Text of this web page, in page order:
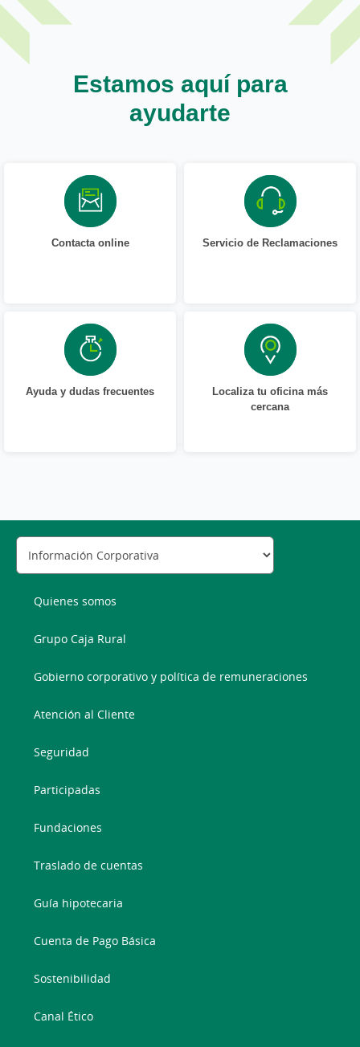
Estamos aquí para
ayudarte
Contacta online Servicio de Reclamaciones
Ayuda y dudas frecuentes
Localiza tu oficina más
cercana
Quienes somos
Grupo Caja Rural
Gobierno corporativo y política de remuneraciones
Atención al Cliente
Seguridad
Participadas
Fundaciones
Traslado de cuentas
Guía hipotecaria
Cuenta de Pago Básica
Sostenibilidad
Canal Ético